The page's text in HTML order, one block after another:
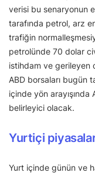
verisi bu senaryonun
tarafında petrol, arz
trafiğin
petrolünde 70 dolar
istihdam ve gerileyen
ABD borsaları bugün
içinde yön
belirleyici olacak.
Yurtiçi
Yurt içinde günün ve